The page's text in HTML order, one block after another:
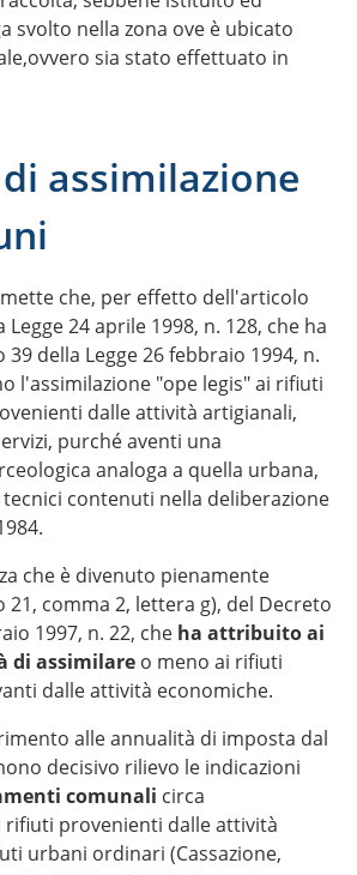
svolto nella zona ove è ubicato
sia stato effettuato in
assimilazione
che, per effetto dell'articolo
Legge 24 aprile 1998, n. 128, che ha
della Legge 26 febbraio 1994, n.
l'assimilazione "ope legis" ai rifiuti
dalle attività artigianali,
purché aventi una
analoga a quella urbana,
contenuti nella deliberazione
che è divenuto pienamente
comma 2, lettera g), del Decreto
1997, n. 22, che ha attribuito ai
di assimilare o meno ai rifiuti
dalle attività economiche.
alle annualità di imposta dal
decisivo rilievo le indicazioni
comunali circa
rifiuti provenienti dalle attività
urbani ordinari (Cassazione,